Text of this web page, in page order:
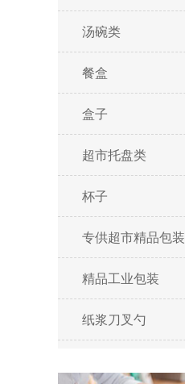
汤碗类
餐盒
盒子
超市托盘类
杯子
专供超市精品包装
精品工业包装
纸浆刀叉勺